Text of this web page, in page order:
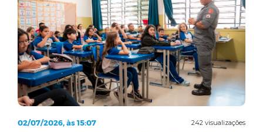
242 visualizações
02/07/2026, às 15:07